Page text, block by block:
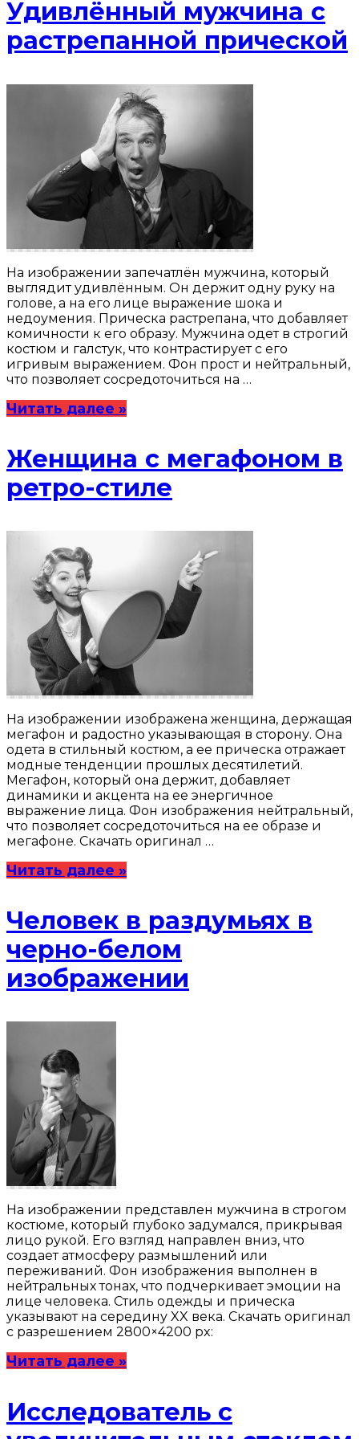
Удивлённый мужчина с
растрепанной прической
На изображении запечатлён мужчина, который
выглядит удивлённым. Он держит одну руку на
голове, а на его лице выражение шока и
недоумения. Прическа растрепана, что добавляет
комичности к его образу. Мужчина одет в строгий
костюм и галстук, что контрастирует с его
игривым выражением. Фон прост и нейтральный,
что позволяет сосредоточиться на …
Читать далее »
Женщина с мегафоном в
ретро-стиле
На изображении изображена женщина, держащая
мегафон и радостно указывающая в сторону. Она
одета в стильный костюм, а ее прическа отражает
модные тенденции прошлых десятилетий.
Мегафон, который она держит, добавляет
динамики и акцента на ее энергичное
выражение лица. Фон изображения нейтральный,
что позволяет сосредоточиться на ее образе и
мегафоне. Скачать оригинал …
Читать далее »
Человек в раздумьях в
черно-белом
изображении
На изображении представлен мужчина в строгом
костюме, который глубоко задумался, прикрывая
лицо рукой. Его взгляд направлен вниз, что
создает атмосферу размышлений или
переживаний. Фон изображения выполнен в
нейтральных тонах, что подчеркивает эмоции на
лице человека. Стиль одежды и прическа
указывают на середину XX века. Скачать оригинал
с разрешением 2800×4200 px:
Читать далее »
Исследователь с